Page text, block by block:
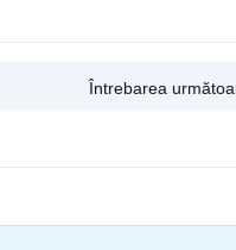
Întrebarea